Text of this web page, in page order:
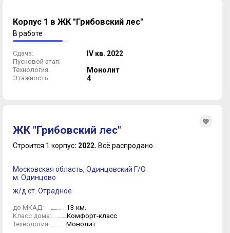
Корпус 1 в ЖК "Грибовский лес"
В работе
Сдача: IV кв. 2022
Пусковой этап:
Технология:
Монолит
Этажность: 4
ЖК "Грибовский лес"
Строится 1 корпус: 2022. Всё распродано.
Московская область, Одинцовский Г/О
м. Одинцово
ж/д ст. Отрадное
до МКАД: 13 км.
Класс дома: Комфорт-класс
Технология: Монолит